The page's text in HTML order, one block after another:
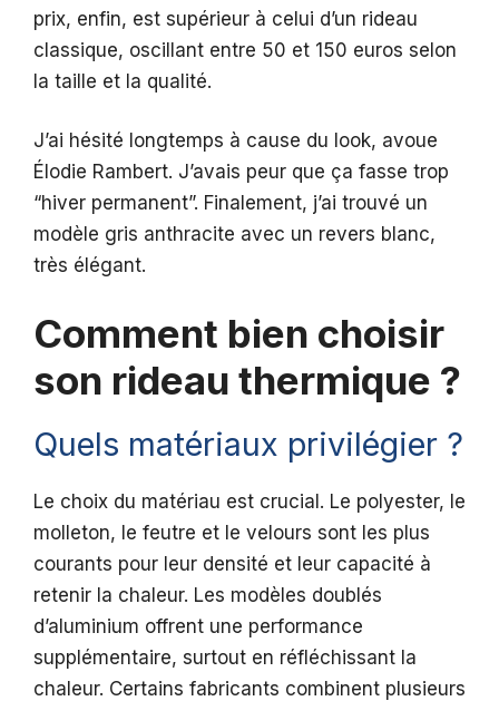
prix, enfin, est supérieur à celui d’un rideau
classique, oscillant entre 50 et 150 euros selon
la taille et la qualité.
J’ai hésité longtemps à cause du look, avoue
Élodie Rambert. J’avais peur que ça fasse trop
“hiver permanent”. Finalement, j’ai trouvé un
modèle gris anthracite avec un revers blanc,
très élégant.
Comment bien choisir
son rideau thermique ?
Quels matériaux privilégier ?
Le choix du matériau est crucial. Le polyester, le
molleton, le feutre et le velours sont les plus
courants pour leur densité et leur capacité à
retenir la chaleur. Les modèles doublés
d’aluminium offrent une performance
supplémentaire, surtout en réfléchissant la
chaleur. Certains fabricants combinent plusieurs